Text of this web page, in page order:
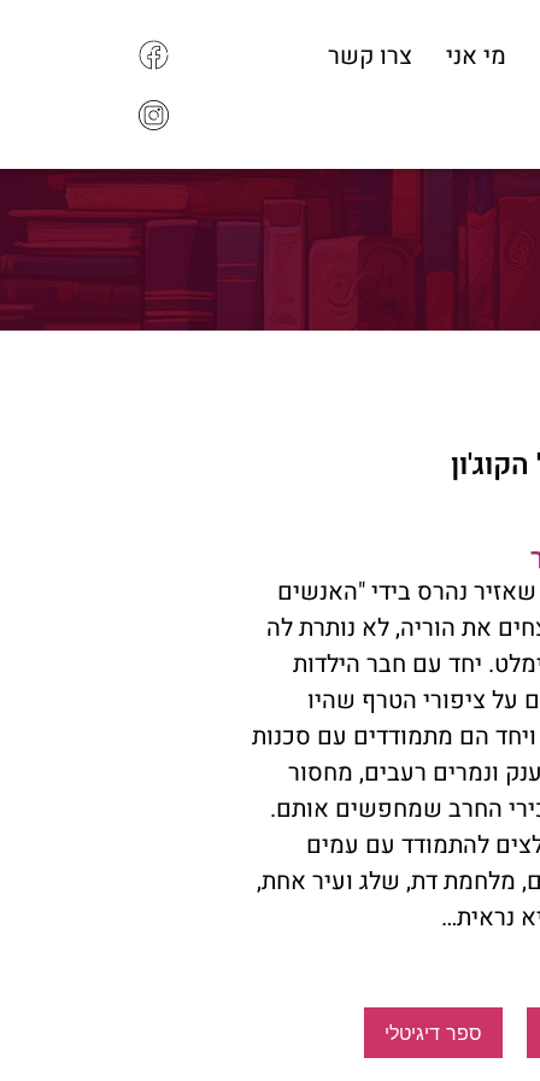
מי אני צרו קשר
נהרס בידי "האנשים
את הוריה, לא נותרת לה
יחד עם חבר הילדות
על ציפורי הטרף שהיו
ויחד הם מתמודדים עם סכנות
ונמרים רעבים, מחסור
החרב שמחפשים אותם.
להתמודד עם עמים
מלחמת דת, שלג ועיר אחת,
נראית…
ספר דיגיטלי